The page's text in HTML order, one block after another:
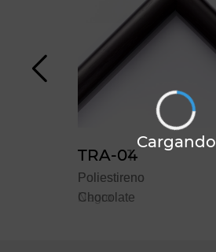
TRA-01
Poliestireno
Negro
TRA-04
Poliestireno
Chocolate
Cargando